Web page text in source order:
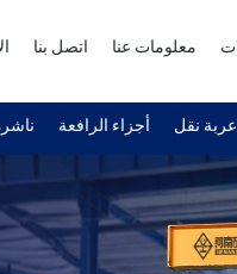
اتصل بنا معلومات عنا
أجزاء الرافعة عربة نقل